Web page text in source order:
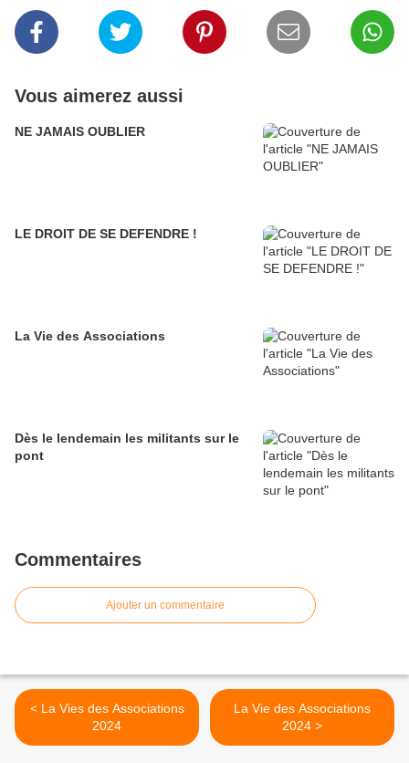
Vous aimerez aussi
NE JAMAIS OUBLIER
LE DROIT DE SE DEFENDRE !
La Vie des Associations
Dès le lendemain les militants sur le
pont
Commentaires
Ajouter un commentaire
< La Vies des Associations
2024
La Vie des Associations
2024 >